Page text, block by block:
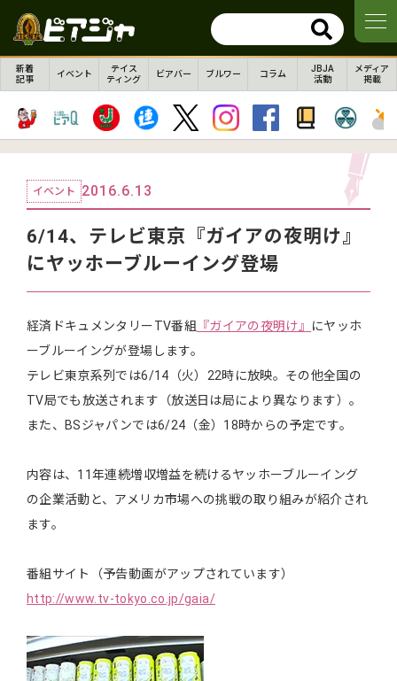
新着
記事
イベント
テイス
ティング
ビアバー ブルワー コラム
JBJA
活動
メディア
掲載
イベント 2016.6.13
6/14、テレビ東京『ガイアの夜明け』
にヤッホーブルーイング登場
経済ドキュメンタリーTV番組 『ガイアの夜明け』
にヤッホ
ーブルーイングが登場します。
テレビ東京系列では6/14（火）22時に放映。その他全国の
TV局でも放送されます（放送日は局により異なります）。
また、BSジャパンでは6/24（金）18時からの予定です。
内容は、11年連続増収増益を続けるヤッホーブルーイング
の企業活動と、アメリカ市場への挑戦の取り組みが紹介され
ます。
番組サイト（予告動画がアップされています）
http://www.tv-tokyo.co.jp/gaia/